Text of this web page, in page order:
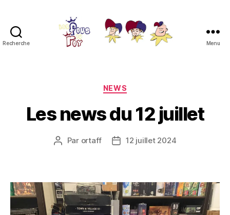
Recherche
Roy
Menu
Catégories
NEWS
Les news du 12 juillet
Auteur
Par ortaff
Date12 juillet 2024